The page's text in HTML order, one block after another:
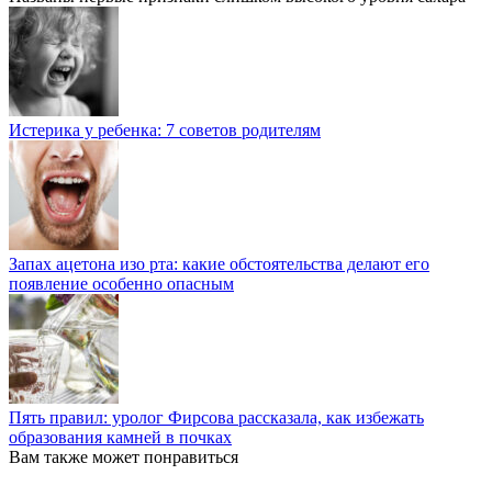
Истерика у ребенка: 7 советов родителям
Запах ацетона изо рта: какие обстоятельства делают его
появление особенно опасным
Пять правил: уролог Фирсова рассказала, как избежать
образования камней в почках
Вам также может понравиться